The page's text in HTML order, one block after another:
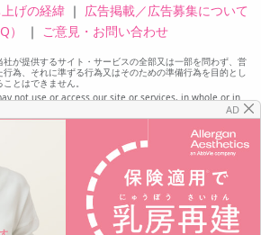
げの経緯 ｜ 広告掲載／広告募集について
） ｜ ご意見・お問い合わせ
社が提供するサイト・サービスの全部又は一部を問わず、営
為、それに準ずる行為又はそのための準備行為を目的とし
とはできません。
not use or access our site or services, in whole or in
other commercial activities, comparable activities, or
AD